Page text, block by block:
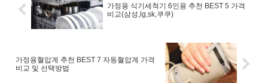
가정용 식기세척기 6인용 추천 BEST 5 가격
비교(삼성,lg,sk,쿠쿠)
가정용혈압계 추천 BEST 7 자동혈압계 가격
비교 및 선택방법